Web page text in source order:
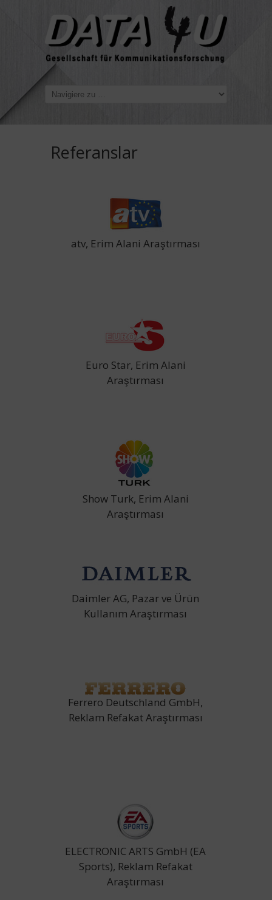
Referanslar
atv, Erim Alani Araştırması
Euro Star, Erim Alani
Araştırması
Show Turk, Erim Alani
Araştırması
Daimler AG, Pazar ve Ürün
Kullanım Araştırması
Ferrero Deutschland GmbH,
Reklam Refakat Araştırması
ELECTRONIC ARTS GmbH (EA
Sports), Reklam Refakat
Araştırması